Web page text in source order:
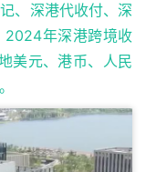
、深港代收付、深
2024年深港跨境收
美元、港币、人民